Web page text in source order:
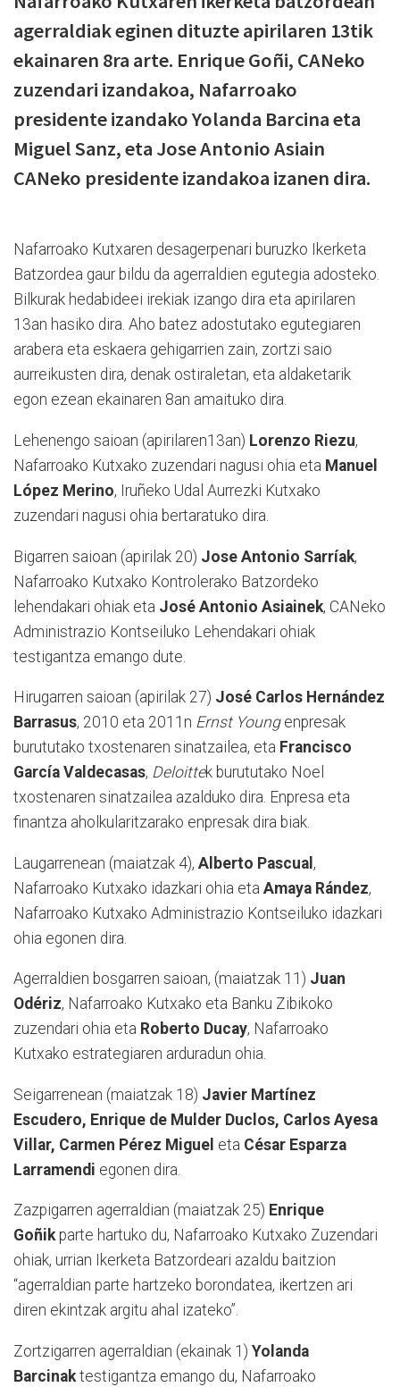
agerraldiak eginen dituzte apirilaren 13tik
ekainaren 8ra arte. Enrique Goñi, CANeko
zuzendari izandakoa, Nafarroako
presidente izandako Yolanda Barcina eta
Miguel Sanz, eta Jose Antonio Asiain
CANeko presidente izandakoa izanen dira.
Nafarroako Kutxaren desagerpenari buruzko Ikerketa
Batzordea gaur bildu da agerraldien egutegia adosteko.
Bilkurak hedabideei irekiak izango dira eta apirilaren
13an hasiko dira. Aho batez adostutako egutegiaren
arabera eta eskaera gehigarrien zain, zortzi saio
aurreikusten dira, denak ostiraletan, eta aldaketarik
egon ezean ekainaren 8an amaituko dira.
Lehenengo saioan (apirilaren13an) Lorenzo Riezu,
Nafarroako Kutxako zuzendari nagusi ohia eta Manuel
López Merino, Iruñeko Udal Aurrezki Kutxako
zuzendari nagusi ohia bertaratuko dira.
Bigarren saioan (apirilak 20) Jose Antonio Sarríak,
Nafarroako Kutxako Kontrolerako Batzordeko
lehendakari ohiak eta José Antonio Asiainek, CANeko
Administrazio Kontseiluko Lehendakari ohiak
testigantza emango dute.
Hirugarren saioan (apirilak 27) José Carlos Hernández
Barrasus, 2010 eta 2011n Ernst Young enpresak
burututako txostenaren sinatzailea, eta Francisco
García Valdecasas, Deloittek burututako Noel
txostenaren sinatzailea azalduko dira. Enpresa eta
finantza aholkularitzarako enpresak dira biak.
Laugarrenean (maiatzak 4), Alberto Pascual ,
Nafarroako Kutxako idazkari ohia eta Amaya Rández,
Nafarroako Kutxako Administrazio Kontseiluko idazkari
ohia egonen dira.
Agerraldien bosgarren saioan, (maiatzak 11) Juan
Odériz, Nafarroako Kutxako eta Banku Zibikoko
zuzendari ohia eta Roberto Ducay, Nafarroako
Kutxako estrategiaren arduradun ohia.
Seigarrenean (maiatzak 18) Javier Martínez
Escudero, Enrique de Mulder Duclos, Carlos Ayesa
Villar, Carmen Pérez Miguel eta César Esparza
Larramendi egonen dira.
Zazpigarren agerraldian (maiatzak 25) Enrique
Goñikparte hartuko du, Nafarroako Kutxako Zuzendari
ohiak, urrian Ikerketa Batzordeari azaldu baitzion
“agerraldian parte hartzeko borondatea, ikertzen ari
diren ekintzak argitu ahal izateko”.
Zortzigarren agerraldian (ekainak 1) Yolanda
Barcinaktestigantza emango du, Nafarroako